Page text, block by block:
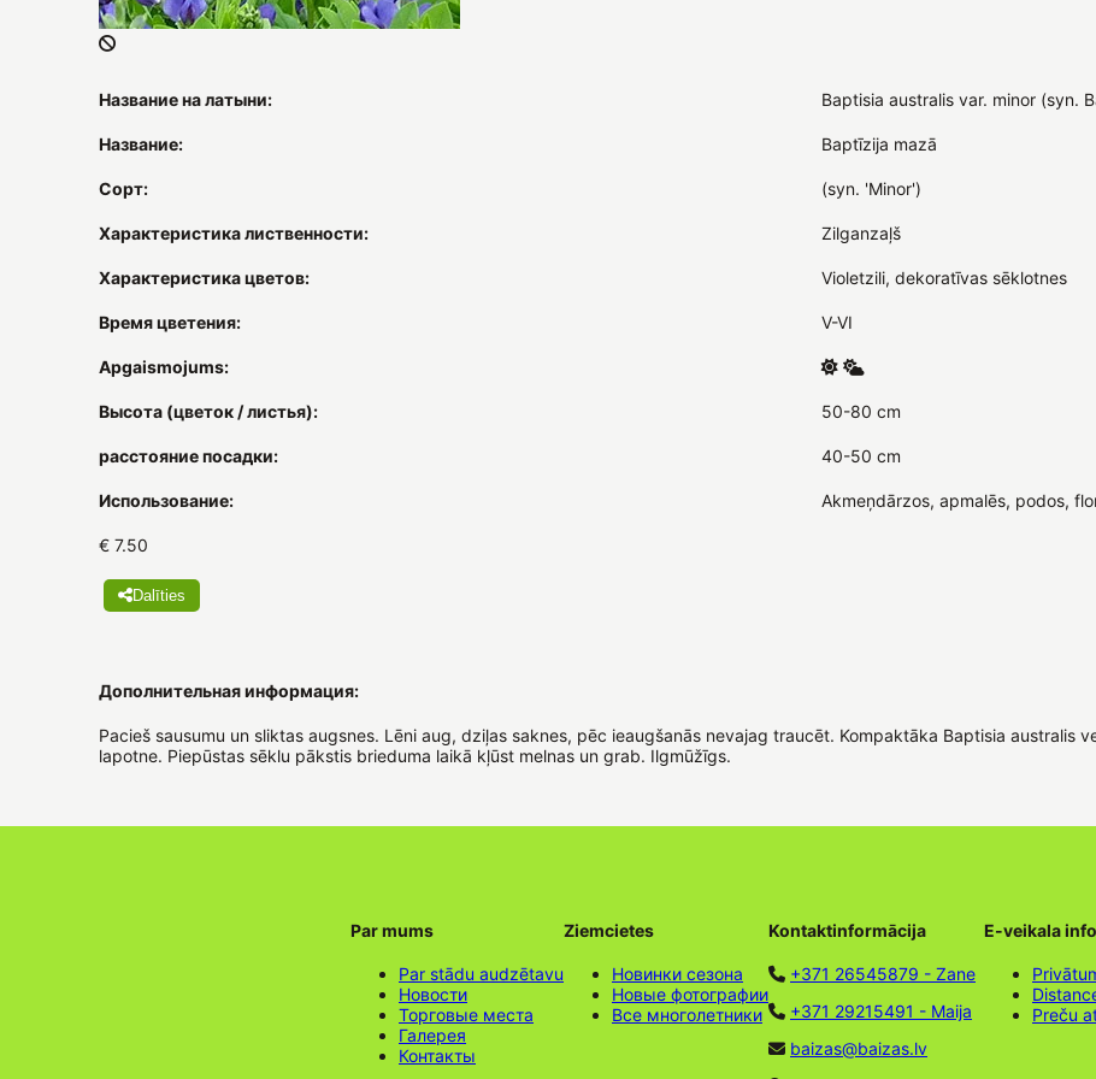
Название на латыни: Baptisia australis var. minor (syn.
Название: Baptīzija mazā
Сорт: (syn. 'Minor')
Характеристика лиственности: Zilganzaļš
Характеристика цветов: Violetzili, dekoratīvas sēklotnes
Время цветения: V-VI
Apgaismojums:
Высота (цветок / листья): 50-80 cm
расстояние посадки: 40-50 cm
Использование: Akmeņdārzos, apmalēs, podos,
€ 7.50
Dalīties
Дополнительная информация:
Pacieš sausumu un sliktas augsnes. Lēni aug, dziļas saknes, pēc ieaugšanās nevajag traucēt. Kompaktāka Baptisia australis
lapotne. Piepūstas sēklu pākstis brieduma laikā kļūst melnas un grab. Ilgmūžīgs.
Par mums
Par stādu audzētavu
Новости
Торговые места
Галерея
Контакты
Ziemcietes
Новинки сезона
Новые фотографии
Все многолетники
Kontaktinformācija
+371 26545879 - Zane
+371 29215491 - Maija
baizas@baizas.lv
E-veikala
Preču